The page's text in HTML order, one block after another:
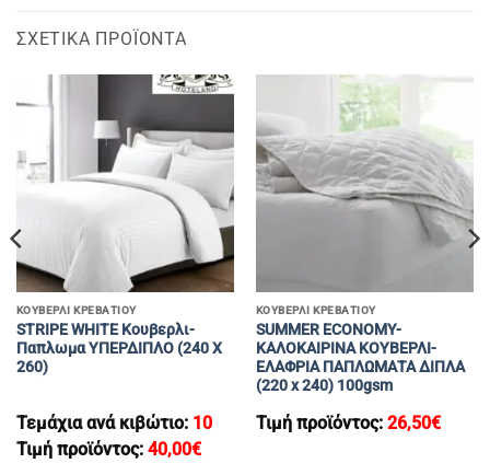
ΣΧΕΤΙΚΆ ΠΡΟΪΌΝΤΑ
ΚΟΥΒΕΡΛΙ ΚΡΕΒΑΤΙΟΥ
STRIPE WHITE Κουβερλι-
Παπλωμα ΥΠΕΡΔΙΠΛΟ (240 Χ
260)
Τεμάχια ανά κιβώτιο: 10
Τιμή προϊόντος: 40,00€
ΚΟΥΒΕΡΛΙ ΚΡΕΒΑΤΙΟΥ
SUMMER ECONOMY-
ΚΑΛΟΚΑΙΡΙΝΑ ΚΟΥΒΕΡΛΙ-
ΕΛΑΦΡΙΑ ΠΑΠΛΩΜΑΤΑ ΔΙΠΛΑ
(220 x 240) 100gsm
Τιμή προϊόντος: 26,50€